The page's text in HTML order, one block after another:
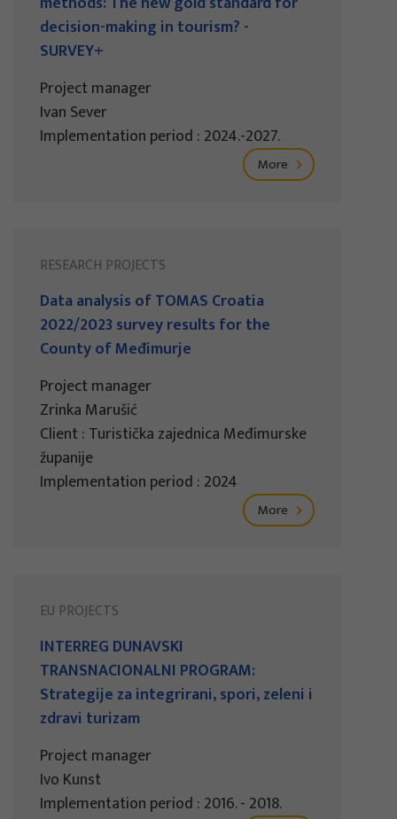
decision-making in tourism? -
SURVEY+
Project manager
Ivan Sever
Implementation period : 2024.-2027.
More
RESEARCH PROJECTS
Data analysis of TOMAS Croatia
2022/2023 survey results for the
County of Međimurje
Project manager
Zrinka Marušić
Client : Turistička zajednica Međimurske
županije
Implementation period : 2024
More
EU PROJECTS
INTERREG DUNAVSKI
TRANSNACIONALNI PROGRAM:
Strategije za integrirani, spori, zeleni i
zdravi turizam
Project manager
Ivo Kunst
Implementation period : 2016. - 2018.